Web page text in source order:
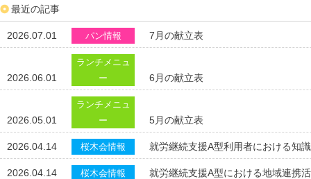
最近の記事
2026.07.01 パン情報 7月の献立表
2026.06.01
ランチメニュ
ー
6月の献立表
2026.05.01
ランチメニュ
ー
5月の献立表
2026.04.14 桜木会情報 就労継続支援A型利用者における知
2026.04.14 桜木会情報 就労継続支援A型における地域連携